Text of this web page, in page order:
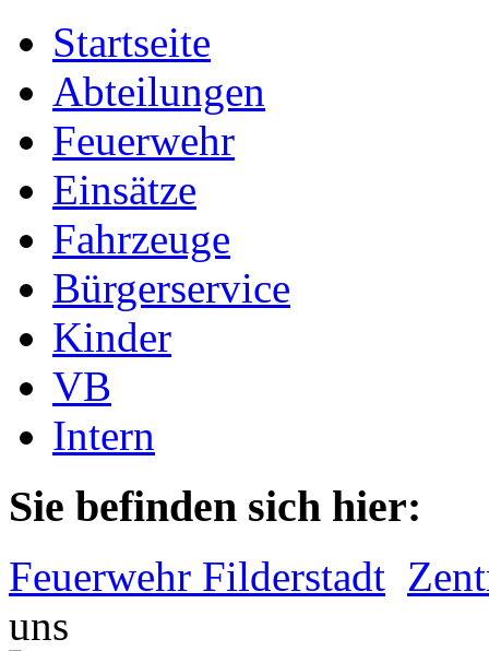
Startseite
Abteilungen
Feuerwehr
Einsätze
Fahrzeuge
Bürgerservice
Kinder
VB
Intern
Sie befinden sich hier:
Feuerwehr Filderstadt
uns